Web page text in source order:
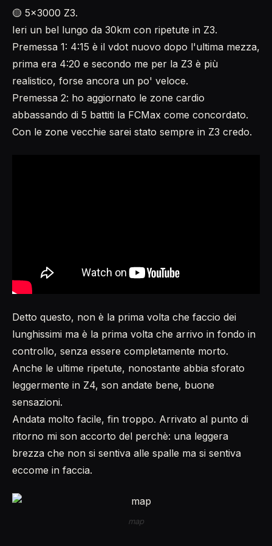
🟡 5x3000 Z3.
Ieri un bel lungo da 30km con ripetute in Z3.
Premessa 1: 4:15 è il vdot nuovo dopo l'ultima mezza,
prima era 4:20 e secondo me per la Z3 è più
realistico, forse ancora un po' veloce.
Premessa 2: ho aggiornato le zone cardio
abbassando di 5 battiti la FCMax come concordato.
Con le zone vecchie sarei stato sempre in Z3 credo.
Detto questo, non è la prima volta che faccio dei
lunghissimi ma è la prima volta che arrivo in fondo in
controllo, senza essere completamente morto.
Anche le ultime ripetute, nonostante abbia sforato
leggermente in Z4, son andate bene, buone
sensazioni.
Andata molto facile, fin troppo. Arrivato al punto di
ritorno mi son accorto del perchè: una leggera
brezza che non si sentiva alle spalle ma si sentiva
eccome in faccia.
map